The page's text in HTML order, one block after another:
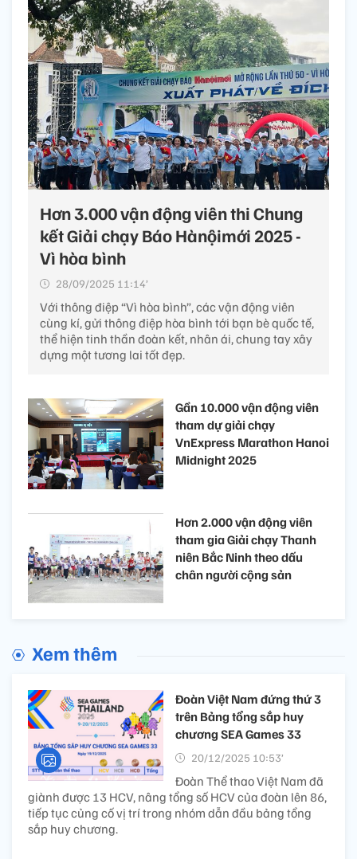
Hơn 3.000 vận động viên thi Chung
kết Giải chạy Báo Hànộimới 2025 -
Vì hòa bình
28/09/2025 11:14’
Với thông điệp “Vì hòa bình”, các vận động viên
cùng kí, gửi thông điệp hòa bình tới bạn bè quốc tế,
thể hiện tinh thần đoàn kết, nhân ái, chung tay xây
dựng một tương lai tốt đẹp.
Gần 10.000 vận động viên
tham dự giải chạy
VnExpress Marathon Hanoi
Midnight 2025
Hơn 2.000 vận động viên
tham gia Giải chạy Thanh
niên Bắc Ninh theo dấu
chân người cộng sản
Xem thêm
Đoàn Việt Nam đứng thứ 3
trên Bảng tổng sắp huy
chương SEA Games 33
20/12/2025 10:53’
Đoàn Thể thao Việt Nam đã
giành được 13 HCV, nâng tổng số HCV của đoàn lên 86,
tiếp tục củng cố vị trí trong nhóm dẫn đầu bảng tổng
sắp huy chương.